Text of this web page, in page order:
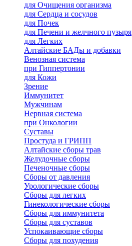
для Очищения организма
для Сердца и сосудов
для Почек
для Печени и желчного пузыря
для Легких
Алтайские БАДы и добавки
Венозная система
при Гиппертонии
для Кожи
Зрение
Иммунитет
Мужчинам
Нервная система
при Онкологии
Суставы
Простуда и ГРИПП
Алтайские сборы трав
Желудочные сборы
Печеночные сборы
Сборы от давления
Урологические сборы
Сборы для легких
Гинекологические сборы
Сборы для иммунитета
Сборы для суставов
Успокаивающие сборы
Сборы для похудения